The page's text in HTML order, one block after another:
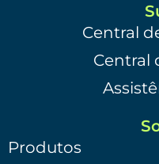
Central
Central
Produtos